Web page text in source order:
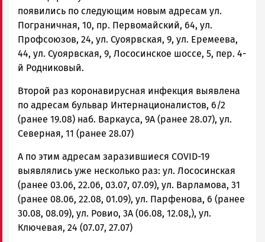
появились по следующим новым адресам ул.
Пограничная, 10, пр. Первомайский, 64, ул.
Профсоюзов, 24, ул. Суоярвская, 9, ул. Еремеева,
44, ул. Суоярвская, 9, Лососинское шоссе, 5, пер. 4-
й Родниковый.
Второй раз коронавирусная инфекция выявлена
по адресам бульвар Интернационалистов, 6/2
(ранее 19.08) наб. Варкауса, 9А (ранее 28.07), ул.
Северная, 11 (ранее 28.07)
А по этим адресам заразившиеся COVID-19
выявлялись уже несколько раз: ул. Лососинская
(ранее 03.06, 22.06, 03.07, 07.09), ул. Варламова, 31
(ранее 08.06, 22.08, 01.09), ул. Парфенова, 6 (ранее
30.08, 08.09), ул. Ровио, 3А (06.08, 12.08,), ул.
Ключевая, 24 (07.07, 27.07)